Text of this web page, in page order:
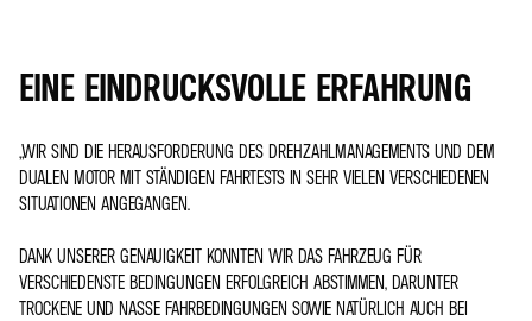
EINE EINDRUCKSVOLLE ERFAHRUNG
„WIR SIND DIE HERAUSFORDERUNG DES DREHZAHLMANAGEMENTS UND DEM
DUALEN MOTOR MIT STÄNDIGEN FAHRTESTS IN SEHR VIELEN VERSCHIEDENEN
SITUATIONEN ANGEGANGEN.
DANK UNSERER GENAUIGKEIT KONNTEN WIR DAS FAHRZEUG FÜR
VERSCHIEDENSTE BEDINGUNGEN ERFOLGREICH ABSTIMMEN, DARUNTER
TROCKENE UND NASSE FAHRBEDINGUNGEN SOWIE NATÜRLICH AUCH BEI